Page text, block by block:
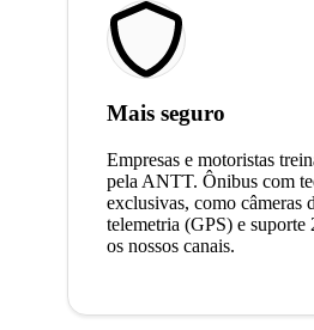
Mais seguro
Empresas e motoristas
pela ANTT. Ônibus com
exclusivas, como câmeras
telemetria (GPS) e suporte
os nossos canais.